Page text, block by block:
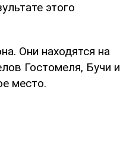
этого
Они находятся на
Гостомеля, Бучи и
место.